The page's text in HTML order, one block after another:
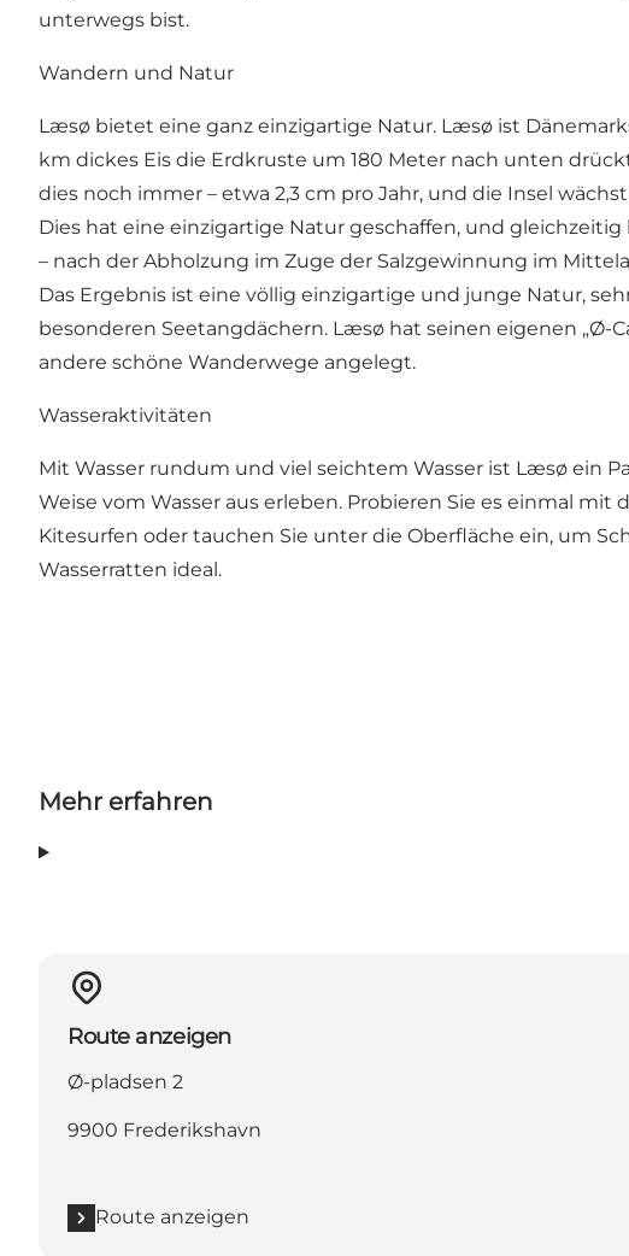
unterwegs bist.
Wandern und Natur
Læsø bietet eine ganz einzigartige Natur. Læsø ist
km dickes Eis die Erdkruste um 180 Meter nach unten
dies noch immer – etwa 2,3 cm pro Jahr, und die Insel
Dies hat eine einzigartige Natur geschaffen, und
– nach der Abholzung im Zuge der Salzgewinnung im
Das Ergebnis ist eine völlig einzigartige und junge Natur,
besonderen Seetangdächern. Læsø hat seinen eigenen „Ø-
andere schöne Wanderwege angelegt.
Wasseraktivitäten
Mit Wasser rundum und viel seichtem Wasser ist Læsø ein
Weise vom Wasser aus erleben. Probieren Sie es einmal
Kitesurfen oder tauchen Sie unter die Oberfläche ein, um
Wasserratten ideal.
Mehr erfahren
Route anzeigen
Ø-pladsen 2
9900 Frederikshavn
Route anzeigen